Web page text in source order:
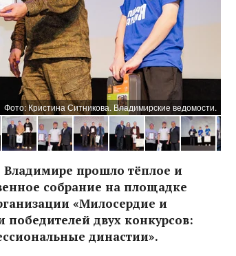
Фото: Кристина Ситникова. Владимирские ведомости.
Владимире прошло тёплое и
собрание на площадке
«Милосердие и
победителей двух конкурсов:
династии».